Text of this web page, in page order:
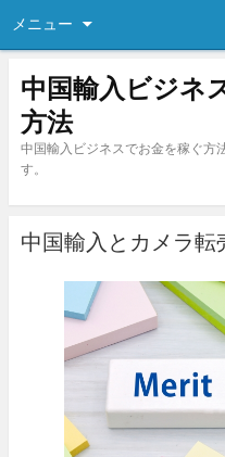
メニュー
中国輸入ビジネ
方法
中国輸入ビジネスでお金を稼ぐ方
す。
中国輸入とカメラ転